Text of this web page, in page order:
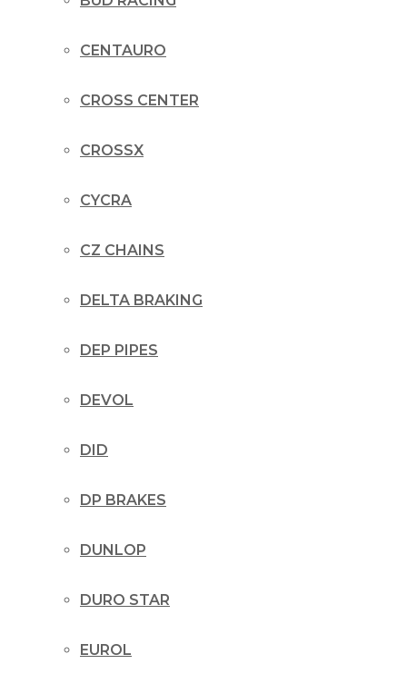
CENTAURO
CROSS CENTER
CROSSX
CYCRA
CZ CHAINS
DELTA BRAKING
DEP PIPES
DEVOL
DID
DP BRAKES
DUNLOP
DURO STAR
EUROL